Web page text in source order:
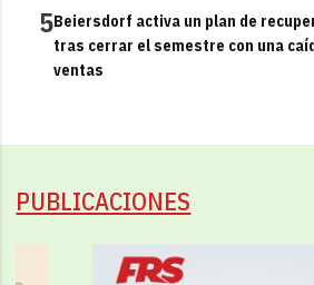
5Beiersdorf activa un plan de
tras cerrar el semestre con una
ventas
PUBLICACIONES